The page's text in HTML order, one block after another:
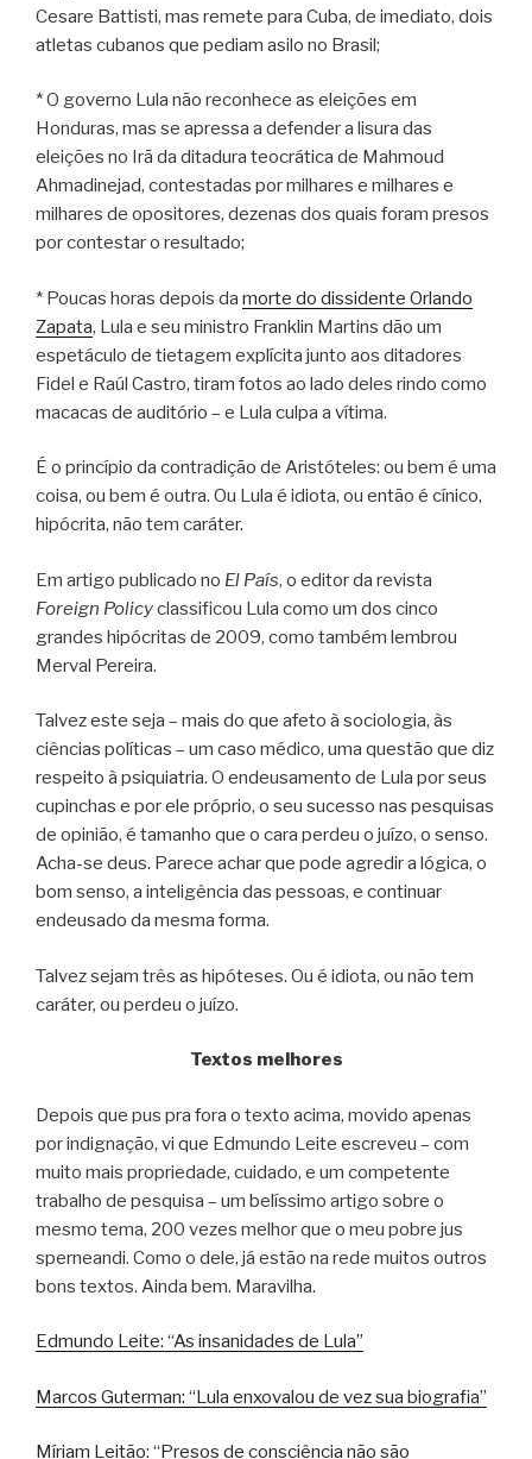
Cesare Battisti, mas remete para Cuba, de imediato, dois
atletas cubanos que pediam asilo no Brasil;
* O governo Lula não reconhece as eleições em
Honduras, mas se apressa a defender a lisura das
eleições no Irã da ditadura teocrática de Mahmoud
Ahmadinejad, contestadas por milhares e milhares e
milhares de opositores, dezenas dos quais foram presos
por contestar o resultado;
* Poucas horas depois da morte do dissidente Orlando
Zapata, Lula e seu ministro Franklin Martins dão um
espetáculo de tietagem explícita junto aos ditadores
Fidel e Raúl Castro, tiram fotos ao lado deles rindo como
macacas de auditório – e Lula culpa a vítima.
É o princípio da contradição de Aristóteles: ou bem é uma
coisa, ou bem é outra. Ou Lula é idiota, ou então é cínico,
hipócrita, não tem caráter.
Em artigo publicado no El País, o editor da revista
Foreign Policyclassificou Lula como um dos cinco
grandes hipócritas de 2009, como também lembrou
Merval Pereira.
Talvez este seja – mais do que afeto à sociologia, às
ciências políticas – um caso médico, uma questão que diz
respeito à psiquiatria. O endeusamento de Lula por seus
cupinchas e por ele próprio, o seu sucesso nas pesquisas
de opinião, é tamanho que o cara perdeu o juízo, o senso.
Acha-se deus. Parece achar que pode agredir a lógica, o
bom senso, a inteligência das pessoas, e continuar
endeusado da mesma forma.
Talvez sejam três as hipóteses. Ou é idiota, ou não tem
caráter, ou perdeu o juízo.
Textos melhores
Depois que pus pra fora o texto acima, movido apenas
por indignação, vi que Edmundo Leite escreveu – com
muito mais propriedade, cuidado, e um competente
trabalho de pesquisa – um belíssimo artigo sobre o
mesmo tema, 200 vezes melhor que o meu pobre jus
sperneandi. Como o dele, já estão na rede muitos outros
bons textos. Ainda bem. Maravilha.
Edmundo Leite: “As insanidades de Lula”
Marcos Guterman: “Lula enxovalou de vez sua biografia”
Míriam Leitão: “Presos de consciência não são